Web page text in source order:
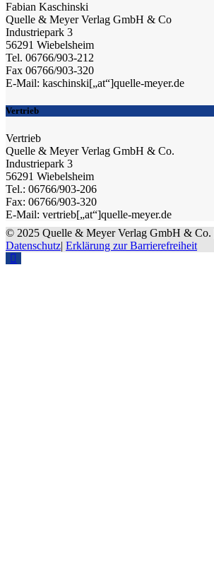
Fabian Kaschinski
Quelle & Meyer Verlag GmbH & Co
Industriepark 3
56291 Wiebelsheim
Tel. 06766/903-212
Fax 06766/903-320
E-Mail: kaschinski[„at“]quelle-meyer.de
Vertrieb
Vertrieb
Quelle & Meyer Verlag GmbH & Co.
Industriepark 3
56291 Wiebelsheim
Tel.: 06766/903-206
Fax: 06766/903-320
E-Mail: vertrieb[„at“]quelle-meyer.de
© 2025 Quelle & Meyer Verlag GmbH & Co. |
Datenschutz Erklärung zur Barrierefreiheit